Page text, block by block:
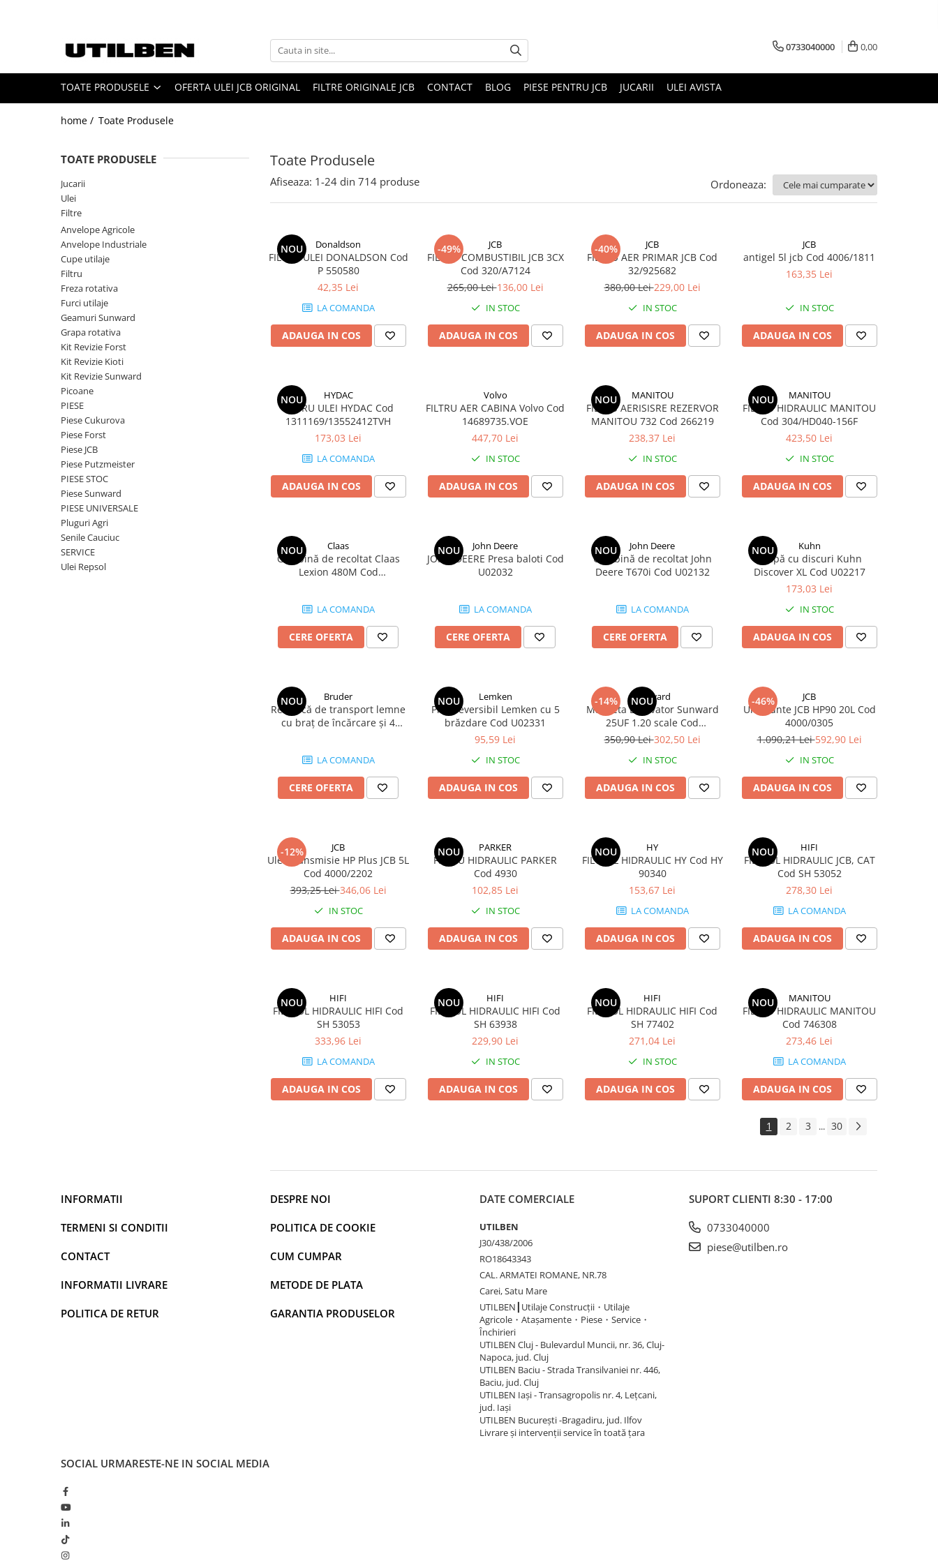
Toate Produsele
Jucarii
Furci utilaje
Ulei motor JCB
Ulei transmisie JCB
Ulei hidraulic JCB
Ulei punte JCB
Ulei AVISTA
FILTRU ULEI JCB
FILTRU AER JCB
FILTRU HIDRAULIC JCB
FILTRU COMBUSTIBIL JCB
IMPLEMENTE AGRICOLE
Kit Revizie Sunward
Kit Revizie Forst
Anvelope Industriale
Senile Cauciuc
Geamuri Sunward
0733040000 0,00
TOATE PRODUSELE OFERTA ULEI JCB ORIGINAL FILTRE ORIGINALE JCB CONTACT BLOG PIESE PENTRU JCB JUCARII ULEI AVISTA
home / Toate Produsele
Toate Produsele
TOATE PRODUSELE
Jucarii
Ulei
Filtre
Anvelope Agricole
Anvelope Industriale
Cupe utilaje
Filtru
Freza rotativa
Furci utilaje
Geamuri Sunward
Grapa rotativa
Kit Revizie Forst
Kit Revizie Kioti
Kit Revizie Sunward
Picoane
PIESE
Piese Cukurova
Piese Forst
Piese JCB
Piese Putzmeister
PIESE STOC
Piese Sunward
PIESE UNIVERSALE
Pluguri Agri
Senile Cauciuc
SERVICE
Ulei Repsol
Afiseaza: 1-24 din 714 produse Ordoneaza:
NOU Donaldson
FILTRU ULEI DONALDSON Cod
P 550580
42,35 Lei
LA COMANDA
ADAUGA IN COS
-49% JCB
FILTRU COMBUSTIBIL JCB 3CX
Cod 320/A7124
265,00 Lei136,00 Lei
IN STOC
ADAUGA IN COS
-40% JCB
FILTRU AER PRIMAR JCB Cod
32/925682
380,00 Lei229,00 Lei
IN STOC
ADAUGA IN COS
JCB
antigel 5l jcb Cod 4006/1811
163,35 Lei
IN STOC
ADAUGA IN COS
NOU HYDAC
FILTRU ULEI HYDAC Cod
1311169/13552412TVH
173,03 Lei
LA COMANDA
ADAUGA IN COS
Volvo
FILTRU AER CABINA Volvo Cod
14689735.VOE
447,70 Lei
IN STOC
ADAUGA IN COS
NOU MANITOU
FILTRU AERISISRE REZERVOR
MANITOU 732 Cod 266219
238,37 Lei
IN STOC
ADAUGA IN COS
NOU MANITOU
FILTRU HIDRAULIC MANITOU
Cod 304/HD040-156F
423,50 Lei
IN STOC
ADAUGA IN COS
NOU Claas
Combină de recoltat Claas
Lexion 480M Cod
LA COMANDA
CERE OFERTA
NOU John Deere
JOHN DEERE Presa baloti Cod
U02032
LA COMANDA
CERE OFERTA
NOU John Deere
Combină de recoltat John
Deere T670i Cod U02132
LA COMANDA
CERE OFERTA
NOU Kuhn
Grapă cu discuri Kuhn
Discover XL Cod U02217
173,03 Lei
IN STOC
ADAUGA IN COS
NOU Bruder
Remorcă de transport lemne
cu braț de încărcare și 4
LA COMANDA
CERE OFERTA
NOU Lemken
Plug reversibil Lemken cu 5
brăzdare Cod U02331
95,59 Lei
IN STOC
ADAUGA IN COS
-14% NOU
Sunward
Macheta Excavator Sunward
25UF 1.20 scale Cod
MATMD25UF
350,90 Lei302,50 Lei
IN STOC
ADAUGA IN COS
-46% JCB
Ulei Punte JCB HP90 20L Cod
4000/0305
1.090,21 Lei592,90 Lei
IN STOC
ADAUGA IN COS
-12% JCB
Ulei Transmisie HP Plus JCB 5L
Cod 4000/2202
393,25 Lei346,06 Lei
IN STOC
ADAUGA IN COS
NOU PARKER
FILTRU HIDRAULIC PARKER
Cod 4930
102,85 Lei
IN STOC
ADAUGA IN COS
NOU HY
FILTRUL HIDRAULIC HY Cod HY
90340
153,67 Lei
LA COMANDA
ADAUGA IN COS
NOU HIFI
FILTRUL HIDRAULIC JCB, CAT
Cod SH 53052
278,30 Lei
LA COMANDA
ADAUGA IN COS
NOU HIFI
FILTRUL HIDRAULIC HIFI Cod
SH 53053
333,96 Lei
LA COMANDA
ADAUGA IN COS
NOU HIFI
FILTRUL HIDRAULIC HIFI Cod
SH 63938
229,90 Lei
IN STOC
ADAUGA IN COS
NOU HIFI
FILTRUL HIDRAULIC HIFI Cod
SH 77402
271,04 Lei
IN STOC
ADAUGA IN COS
NOU MANITOU
FILTRU HIDRAULIC MANITOU
Cod 746308
273,46 Lei
LA COMANDA
ADAUGA IN COS
1 2 3 ... 30
INFORMATII
TERMENI SI CONDITII
CONTACT
INFORMATII LIVRARE
POLITICA DE RETUR
DESPRE NOI
POLITICA DE COOKIE
CUM CUMPAR
METODE DE PLATA
GARANTIA PRODUSELOR
DATE COMERCIALE
UTILBEN
J30/438/2006
RO18643343
CAL. ARMATEI ROMANE, NR.78
Carei, Satu Mare
UTILBEN┃Utilaje Construcții・Utilaje
Agricole・Atașamente・Piese・Service・
Închirieri
UTILBEN Cluj - Bulevardul Muncii, nr. 36, Cluj-
Napoca, jud. Cluj
UTILBEN Baciu - Strada Transilvaniei nr. 446,
Baciu, jud. Cluj
UTILBEN Iași - Transagropolis nr. 4, Lețcani,
jud. Iași
UTILBEN București -Bragadiru, jud. Ilfov
Livrare și intervenții service în toată țara
SUPORT CLIENTI 8:30 - 17:00
0733040000
piese@utilben.ro
SOCIAL URMARESTE-NE IN SOCIAL MEDIA